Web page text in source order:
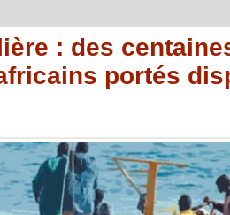
: des
portés